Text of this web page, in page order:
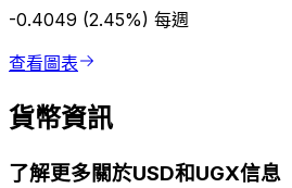
-0.4049 (2.45%) 每週
查看圖表
貨幣資訊
了解更多關於USD和UGX信息